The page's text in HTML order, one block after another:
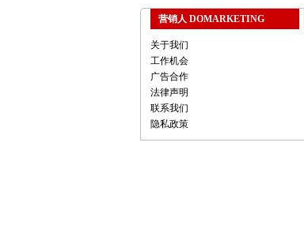
营销人 DOMARKETING
关于我们
工作机会
广告合作
法律声明
联系我们
隐私政策